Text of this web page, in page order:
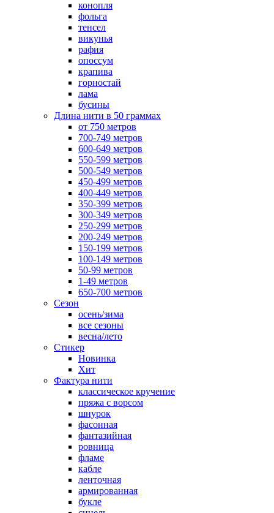
конопля
фольга
тенсел
викунья
рафия
опоссум
крапива
горностай
лама
бусины
Длина нити в 50 граммах
от 750 метров
700-749 метров
600-649 метров
550-599 метров
500-549 метров
450-499 метров
400-449 метров
350-399 метров
300-349 метров
250-299 метров
200-249 метров
150-199 метров
100-149 метров
50-99 метров
1-49 метров
650-700 метров
Сезон
осень/зима
все сезоны
весна/лето
Стикер
Новинка
Хит
Фактура нити
классическое кручение
пряжа с ворсом
шнурок
фасонная
фантазийная
ровница
фламе
кабле
ленточная
армированная
букле